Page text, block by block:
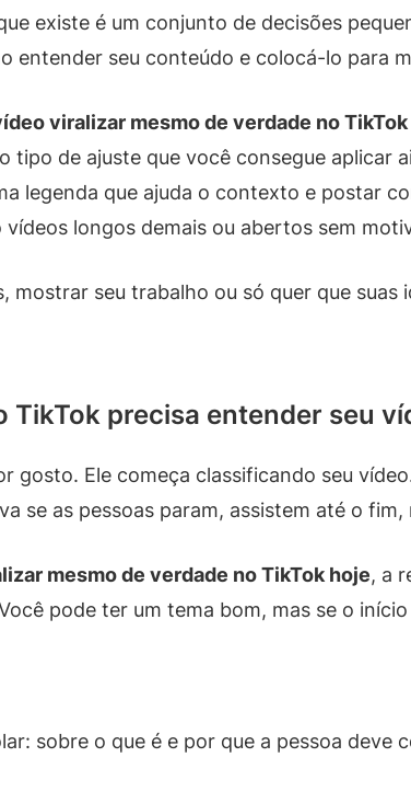
existe é um conjunto de decisões
entender seu conteúdo e colocá-lo para
viralizar mesmo de verdade no
tipo de ajuste que você consegue aplicar
legenda que ajuda o contexto e postar
longos demais ou abertos sem
seu trabalho ou só quer que suas
TikTok precisa entender seu
gosto. Ele começa classificando seu
se as pessoas param, assistem até o
mesmo de verdade no TikTok hoje, a
pode ter um tema bom, mas se o
sobre o que é e por que a pessoa deve